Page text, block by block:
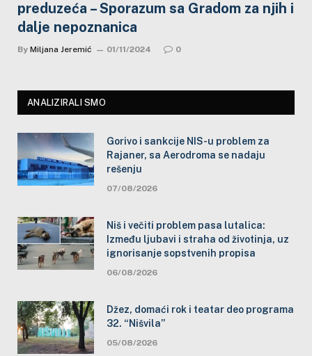
preduzeća – Sporazum sa Gradom za njih i
dalje nepoznanica
By Miljana Jeremić 01/11/2024 0
ANALIZIRALI SMO
Gorivo i sankcije NIS-u problem za
Rajaner, sa Aerodroma se nadaju
rešenju
07/08/2026
Niš i večiti problem pasa lutalica:
Između ljubavi i straha od životinja, uz
ignorisanje sopstvenih propisa
06/08/2026
Džez, domaći rok i teatar deo programa
32. “Nišvila”
05/08/2026